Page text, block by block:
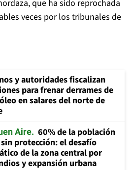
que ha sido reprochada
veces por los tribunales de
y autoridades fiscalizan
para frenar derrames de
en salares del norte de
Aire
60% de la población
protección: el desafío
de la zona central por
y expansión urbana